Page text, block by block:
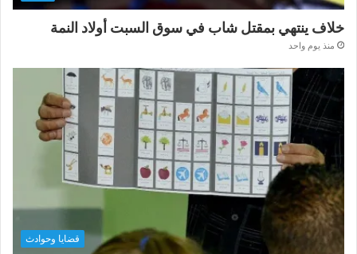
خلاف ينتهي بمقتل شاب في سوق السبت أولاد النمة
منذ يوم واحد
قضايا وحوادث